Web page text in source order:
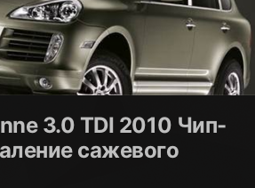
3.0 TDI 2010 Чип-
сажевого